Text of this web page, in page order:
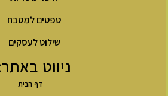
טפטים למטבח
שילוט לעסקים
ניווט
דף הבית